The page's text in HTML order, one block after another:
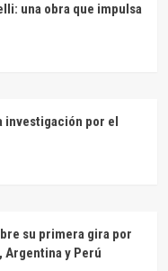
una obra que impulsa
investigación por el
su primera gira por
Argentina y Perú